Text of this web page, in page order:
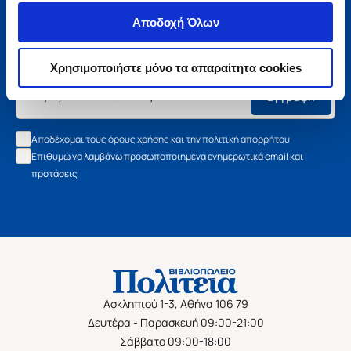
Αποδοχή Όλων
Χρησιμοποιήστε μόνο τα απαραίτητα cookies
Μάθετε τα νέα της Πολιτείας
Εγγραφείτε στο newsletter μας και μάθετε πρώτοι όλα τα
νέα βιβλία, τις εξαιρετικές τιμές και τις εκδηλώσεις μας.
Εγγραφή
Αποδέχομαι τους όρους χρήσης και την πολιτική απορρήτου
Επιθυμώ να λαμβάνω προσωποποιημένα ενημερωτικά email και
προτάσεις
Ασκληπιού 1-3, Αθήνα 106 79
Δευτέρα - Παρασκευή 09:00-21:00
Σάββατο 09:00-18:00